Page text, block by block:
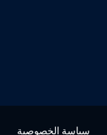
سياسة الخصوصية